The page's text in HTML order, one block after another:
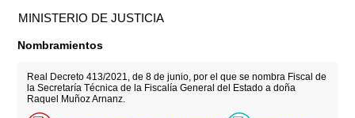
MINISTERIO DE JUSTICIA
Nombramientos
Real Decreto 413/2021, de 8 de junio, por el que se nombra Fiscal de
la Secretaría Técnica de la Fiscalía General del Estado a doña
Raquel Muñoz Arnanz.